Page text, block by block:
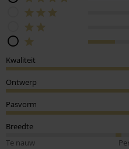
Kwaliteit
Ontwerp
Pasvorm
Breedte
Te nauw